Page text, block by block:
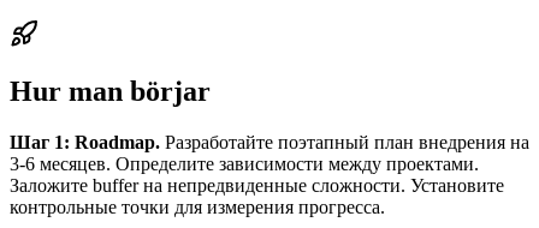
Hur man börjar
Шаг 1: Roadmap. Разработайте поэтапный план внедрения на
3-6 месяцев. Определите зависимости между проектами.
Заложите buffer на непредвиденные сложности. Установите
контрольные точки для измерения прогресса.